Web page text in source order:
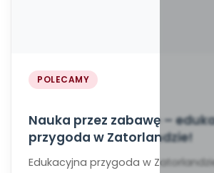
POLECAMY
Nauka przez zabawę –
przygoda w Zatorlandzie!
Edukacyjna przygoda w